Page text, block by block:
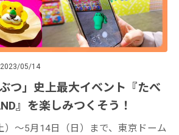
05/14
つ」史上最大イベント『たべ
』を楽しみつくそう！
）〜5月14日（日）まで、東京ドーム